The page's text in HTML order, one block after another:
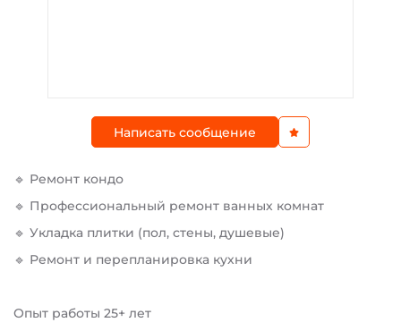
Написать сообщение
🔹 Ремонт кондо
🔹 Профессиональный ремонт ванных комнат
🔹 Укладка плитки (пол, стены, душевые)
🔹 Ремонт и перепланировка кухни
Опыт работы 25+ лет